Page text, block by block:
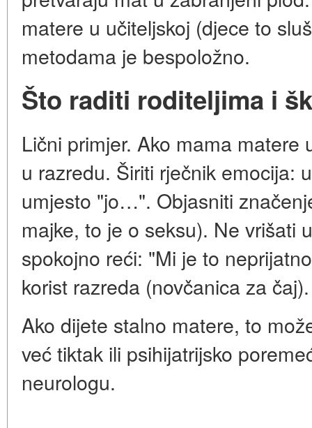
matere u učiteljskoj (djece to
metodama je bespoložno.
Što raditi roditeljima i
Lični primjer. Ako mama
u razredu. Širiti rječnik emocija:
umjesto "jo…". Objasniti
majke, to je o seksu). Ne vrišati
spokojno reći: "Mi je to
korist razreda (novčanica za čaj).
Ako dijete stalno matere, to
već tiktak ili psihijatrijsko
neurologu.